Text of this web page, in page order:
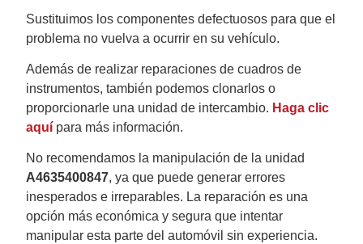
Sustituimos los componentes defectuosos para que el
problema no vuelva a ocurrir en su vehículo.
Además de realizar reparaciones de cuadros de
instrumentos, también podemos clonarlos o
proporcionarle una unidad de intercambio. Haga clic
aquí para más información.
No recomendamos la manipulación de la unidad
A4635400847, ya que puede generar errores
inesperados e irreparables. La reparación es una
opción más económica y segura que intentar
manipular esta parte del automóvil sin experiencia.